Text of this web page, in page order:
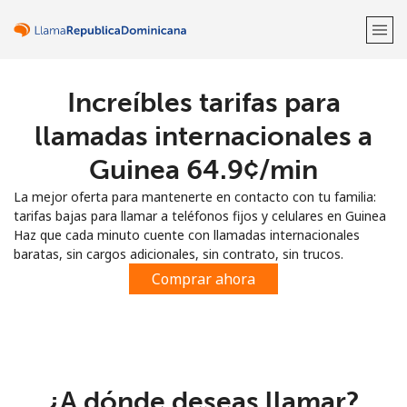
¡Bienvenido!
Regístrate con
Increíbles tarifas para
llamadas internacionales a
Guinea ⁦64.9¢⁩/min
La mejor oferta para mantenerte en contacto con tu familia:
tarifas bajas para llamar a teléfonos fijos y celulares en Guinea
Haz que cada minuto cuente con llamadas internacionales
baratas, sin cargos adicionales, sin contrato, sin trucos.
Comprar ahora